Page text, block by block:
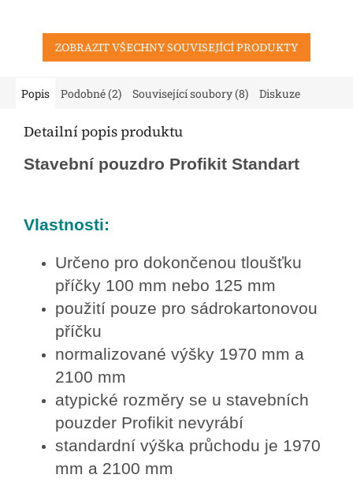
ZOBRAZIT VŠECHNY SOUVISEJÍCÍ PRODUKTY
Popis Podobné (2) Související soubory (8) Diskuze
Detailní popis produktu
Stavební pouzdro Profikit Standart
Vlastnosti:
Určeno pro dokončenou tloušťku
příčky 100 mm nebo 125 mm
použití pouze pro sádrokartonovou
příčku
normalizované výšky 1970 mm a
2100 mm
atypické rozměry se u stavebních
pouzder Profikit nevyrábí
standardní výška průchodu je 1970
mm a 2100 mm